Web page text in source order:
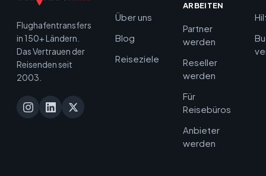
Flughafentransfers
in 150+ Ländern.
Das Vertrauen der
Reisenden seit
2003.
Über uns
Blog
Reiseziele
ARBEITEN
Partner
werden
Reseller
werden
Für
Reisebüros
Anbieter
werden